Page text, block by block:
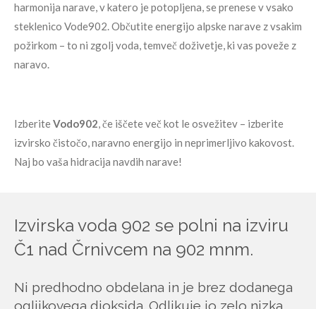
harmonija narave, v katero je potopljena, se prenese v vsako
steklenico Vode902. Občutite energijo alpske narave z vsakim
požirkom – to ni zgolj voda, temveč doživetje, ki vas poveže z
naravo.
IzberiteVodo902, če iščete več kot le osvežitev – izberite
izvirsko čistočo, naravno energijo in neprimerljivo kakovost.
Naj bo vaša hidracija navdih narave!
Izvirska voda 902 se polni na izviru
Č1 nad Črnivcem na 902 mnm.
Ni predhodno obdelana in je brez dodanega
ogljikovega dioksida. Odlikuje jo zelo nizka